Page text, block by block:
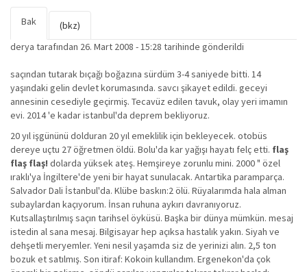
Birincil sekmeler
Bak
sekme)
(bkz)
derya tarafından 26. Mart 2008 - 15:28 tarihinde gönderildi
saçından tutarak bıçağı boğazına sürdüm 3-4 saniyede bitti. 14
yaşındaki gelin devlet korumasında. savcı şikayet edildi. geceyi
annesinin cesediyle geçirmiş. Tecavüz edilen tavuk, olay yeri imamın
evi. 2014 'e kadar istanbul'da deprem bekliyoruz.
20 yıl işgününü dolduran 20 yıl emeklilik için bekleyecek. otobüs
dereye uçtu 27 öğretmen öldü. Bolu'da kar yağışı hayatı felç etti. flaş
flaş flaş! dolarda yüksek ateş. Hemşireye zorunlu mini. 2000 " özel
ıraklı'ya İngiltere'de yeni bir hayat sunulacak. Antartika paramparça.
Salvador Dali İstanbul'da. Klübe baskın:2 ölü. Rüyalarımda hala alman
subaylardan kaçıyorum. İnsan ruhuna aykırı davranıyoruz.
Kutsallaştırılmış saçın tarihsel öyküsü. Başka bir dünya mümkün. mesaj
istedin al sana mesaj. Bilgisayar hep açıksa hastalık yakın. Siyah ve
dehşetli meryemler. Yeni nesil yaşamda siz de yerinizi alın. 2,5 ton
bozuk et satılmış. Son itiraf: Kokoin kullandım. Ergenekon'da çok